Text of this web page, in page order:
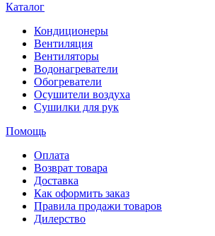
Каталог
Кондиционеры
Вентиляция
Вентиляторы
Водонагреватели
Обогреватели
Осушители воздуха
Сушилки для рук
Помощь
Оплата
Возврат товара
Доставка
Как оформить заказ
Правила продажи товаров
Дилерство